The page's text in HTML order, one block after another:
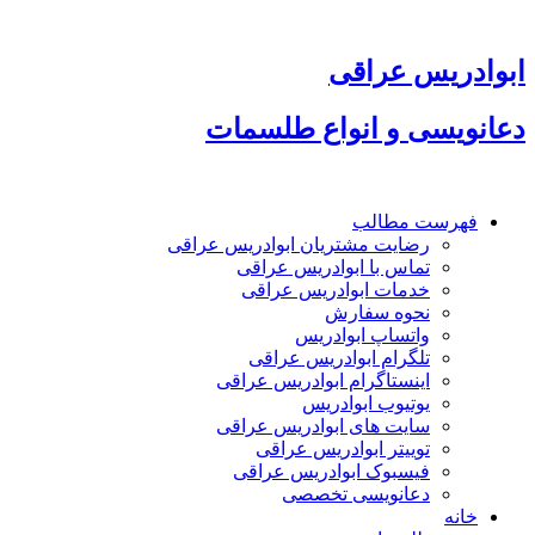
محتوا
ابوادریس عراقی
دعانویسی و انواع طلسمات
فهرست مطالب
رضایت مشتریان ابوادریس عراقی
تماس با ابوادریس عراقی
خدمات ابوادریس عراقی
نحوه سفارش
واتساپ ابوادریس
تلگرام ابوادریس عراقی
اینستاگرام ابوادریس عراقی
یوتیوب ابوادریس
سایت های ابوادریس عراقی
توییتر ابوادریس عراقی
فیسبوک ابوادریس عراقی
دعانویسی تخصصی
خانه